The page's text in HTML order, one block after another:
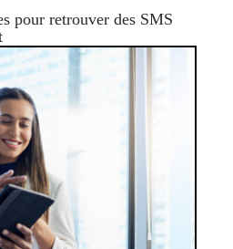
pour retrouver des SMS